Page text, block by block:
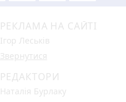
РЕКЛАМА НА САЙТІ
Ігор Леськів
Звернутися
РЕДАКТОРИ
Наталія Бурлаку